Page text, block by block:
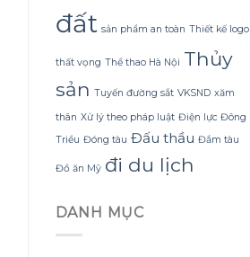
đất sản phẩm an toàn Thiết kế logo
thất vọng Thể thao Hà Nội Thủy
sản Tuyến đường sắt VKSND xăm
thân Xử lý theo pháp luật Điện lực Đông
Triều Đóng tàu Đấu thầu Đắm tàu
Đồ ăn Mỹ đi du lịch
DANH MỤC